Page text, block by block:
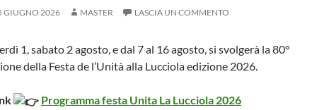
GIUGNO 2026 MASTER LASCIA UN COMMENTO
1, sabato 2 agosto, e dal 7 al 16 agosto, si svolgerà la 80°
della Festa de l’Unità alla Lucciola edizione 2026.
Programma festa Unita La Lucciola 2026